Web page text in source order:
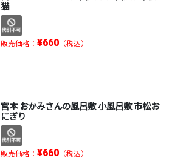
猫
販売価格： ¥660（税込）
宮本 おかみさんの風呂敷 小風呂敷 市松お
にぎり
販売価格： ¥660（税込）